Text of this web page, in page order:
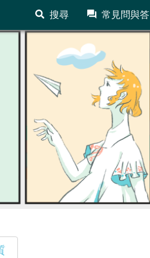
搜尋 常見問與答